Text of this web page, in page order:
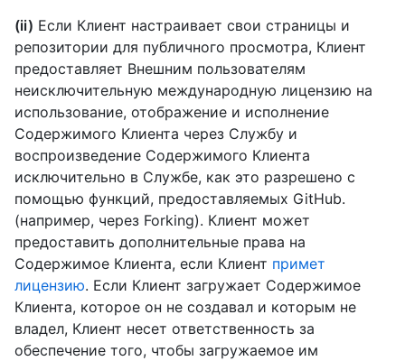
(ii) Если Клиент настраивает свои страницы и
репозитории для публичного просмотра, Клиент
предоставляет Внешним пользователям
неисключительную международную лицензию на
использование, отображение и исполнение
Содержимого Клиента через Службу и
воспроизведение Содержимого Клиента
исключительно в Службе, как это разрешено с
помощью функций, предоставляемых GitHub.
(например, через Forking). Клиент может
предоставить дополнительные права на
Содержимое Клиента, если Клиент примет
лицензию. Если Клиент загружает Содержимое
Клиента, которое он не создавал и которым не
владел, Клиент несет ответственность за
обеспечение того, чтобы загружаемое им